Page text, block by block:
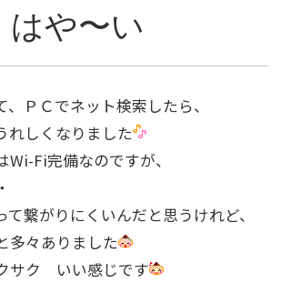
はや〜い
ＰＣでネット検索したら、
れしくなりました
Wi-Fi完備なのですが、
繋がりにくいんだと思うけれど、
多々ありました
サク いい感じです